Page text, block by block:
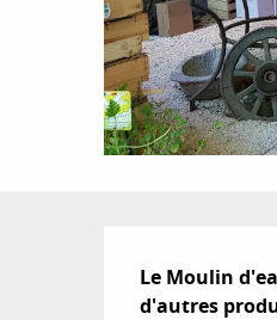
Le Moulin
d'autres